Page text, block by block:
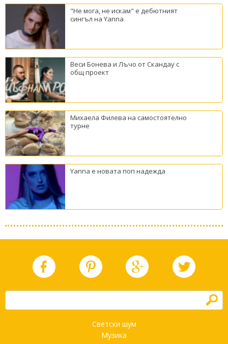
"Не мога, не искам" е дебютният
сингъл на Yanna
Веси Бонева и Лъчо от Скандау с
общ проект
Михаела Филева на самостоятелно
турне
Yanna е новата поп надежда
h
Светски шум
Музика